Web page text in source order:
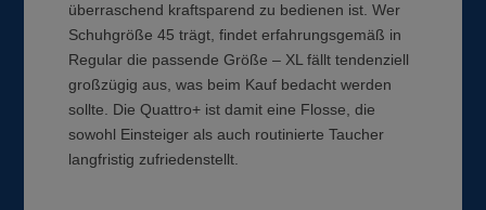
überraschend kraftsparend zu bedienen ist. Wer
Schuhgröße 45 trägt, findet erfahrungsgemäß in
Regular die passende Größe – XL fällt tendenziell
großzügig aus, was beim Kauf bedacht werden
sollte. Die Quattro+ ist damit eine Flosse, die
sowohl Einsteiger als auch routinierte Taucher
langfristig zufriedenstellt.